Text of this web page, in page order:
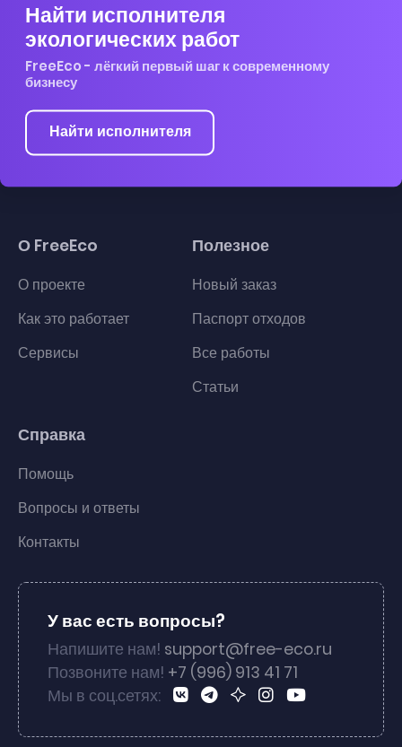
Найти исполнителя
экологических работ
FreeEco - лёгкий первый шаг к современному
бизнесу
Найти исполнителя
О FreeEco
О проекте
Как это работает
Сервисы
Полезное
Новый заказ
Паспорт отходов
Все работы
Статьи
Справка
Помощь
Вопросы и ответы
Контакты
У вас есть вопросы?
Напишите нам! support@free-eco.ru
Позвоните нам! +7 (996) 913 41 71
Мы в соц.сетях: